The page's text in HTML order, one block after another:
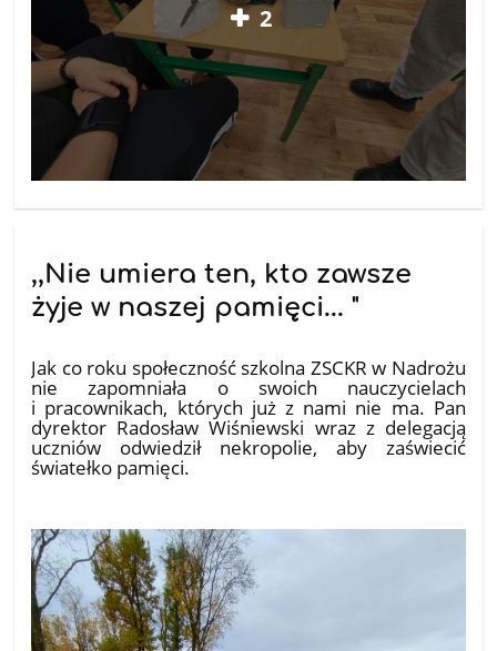
2
,,Nie umiera ten, kto zawsze
żyje w naszej pamięci... "
Jak co roku społeczność szkolna ZSCKR w Nadrożu
nie zapomniała o swoich nauczycielach
i pracownikach, których już z nami nie ma. Pan
dyrektor Radosław Wiśniewski wraz z delegacją
uczniów odwiedził nekropolie, aby zaświecić
światełko pamięci.